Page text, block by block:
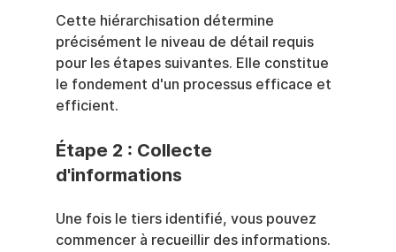
Cette hiérarchisation détermine
précisément le niveau de détail requis
pour les étapes suivantes. Elle constitue
le fondement d'un processus efficace et
efficient.
Étape 2 : Collecte
d'informations
Une fois le tiers identifié, vous pouvez
commencer à recueillir des informations.